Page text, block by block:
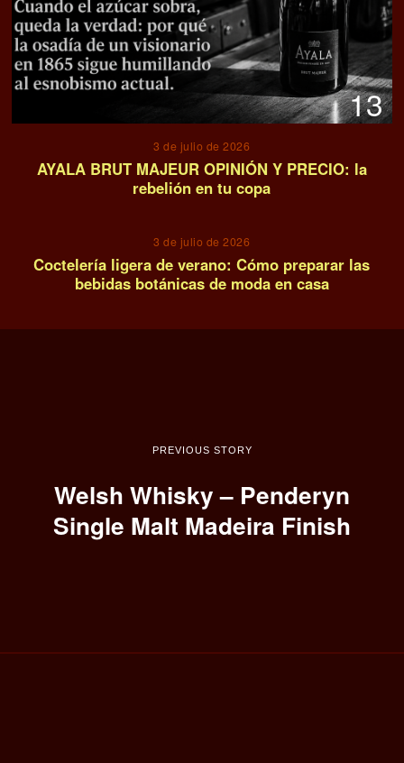
13
3 de julio de 2026
AYALA BRUT MAJEUR OPINIÓN Y PRECIO: la
rebelión en tu copa
3 de julio de 2026
Coctelería ligera de verano: Cómo preparar las
bebidas botánicas de moda en casa
PREVIOUS STORY
Welsh Whisky – Penderyn
Single Malt Madeira Finish